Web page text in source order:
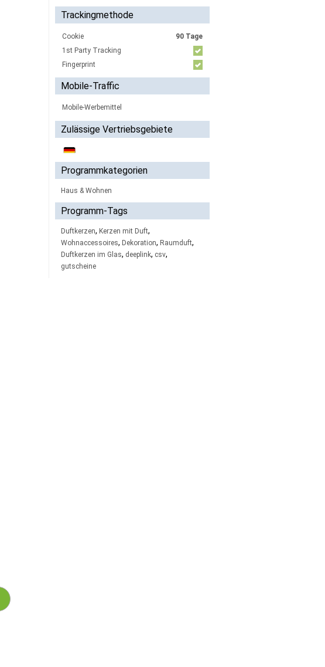
Trackingmethode
Cookie
90 Tage
1st Party Tracking
Fingerprint
Mobile-Traffic
Mobile-Werbemittel
Zulässige Vertriebsgebiete
Programmkategorien
Haus & Wohnen
Programm-Tags
Duftkerzen, Kerzen mit Duft,
Wohnaccessoires, Dekoration, Raumduft,
Duftkerzen im Glas, deeplink, csv,
gutscheine